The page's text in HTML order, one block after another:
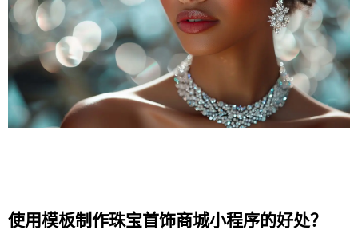
使用模板制作珠宝首饰商城小程序的好处？